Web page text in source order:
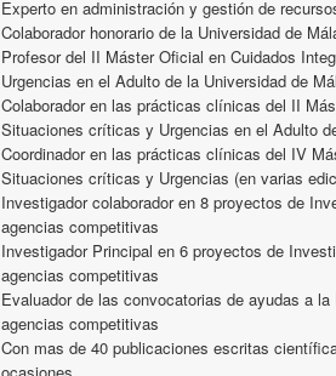
Experto en administración y gestión de
Colaborador honorario de la Universidad de
Profesor del II Máster Oficial en Cuidados
Urgencias en el Adulto de la Universidad de
Colaborador en las prácticas clínicas del II
Situaciones críticas y Urgencias en el Adulto
Coordinador en las prácticas clínicas del IV
Situaciones críticas y Urgencias (en varias
Investigador colaborador en 8 proyectos de
agencias competitivas
Investigador Principal en 6 proyectos de
agencias competitivas
Evaluador de las convocatorias de ayudas a
agencias competitivas
Con mas de 40 publicaciones escritas